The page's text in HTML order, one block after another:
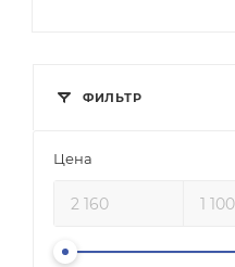
ФИЛЬТР
Цена